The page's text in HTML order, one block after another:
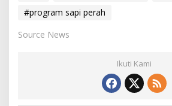
#program sapi perah
Source News
Ikuti Kami